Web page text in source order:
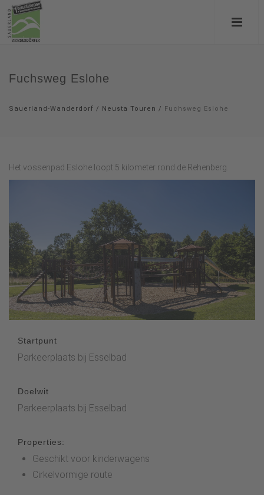
Fuchsweg Eslohe
Sauerland-Wanderdorf / Neusta Touren / Fuchsweg Eslohe
Het vossenpad Eslohe loopt 5 kilometer rond de Rehenberg.
Startpunt
Parkeerplaats bij Esselbad
Doelwit
Parkeerplaats bij Esselbad
Properties:
Geschikt voor kinderwagens
Cirkelvormige route